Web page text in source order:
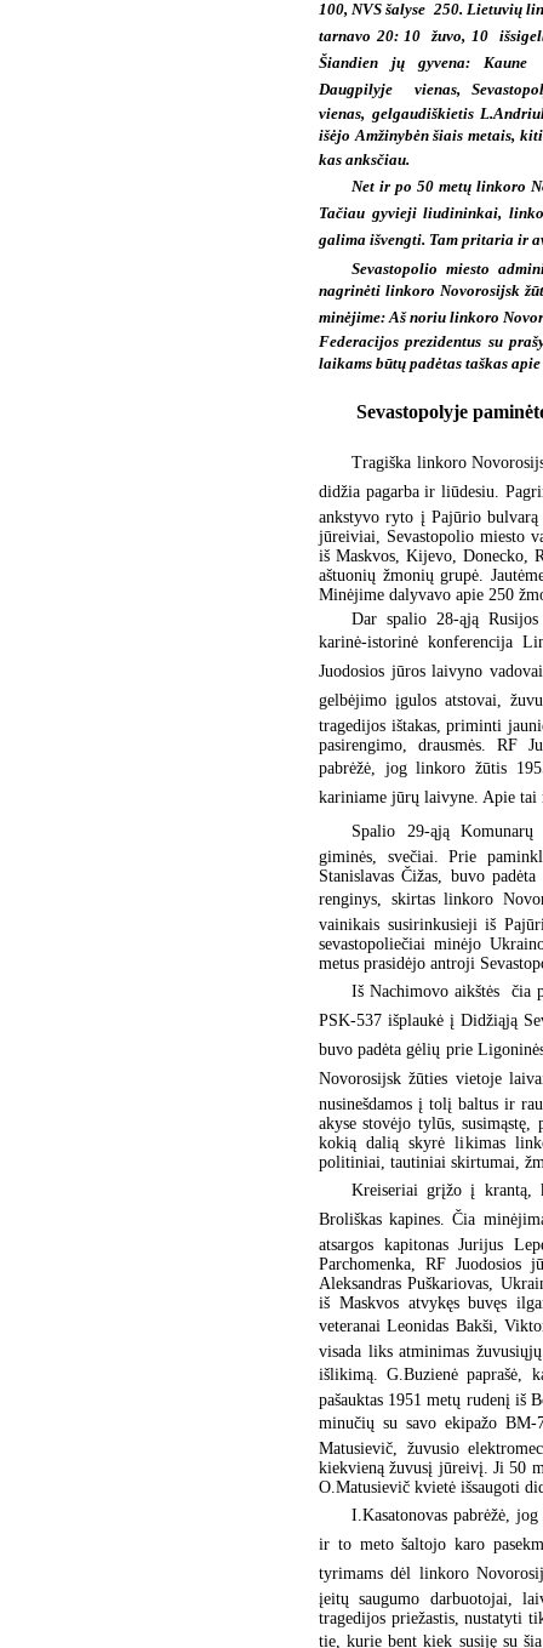
100, NVS šalyse  250. Lietuvių
tarnavo 20: 10  žuvo, 10 
Šiandien jų gyvena: Kaune
Daugpilyje  vienas,
vienas, gelgaudiškietis
išėjo Amžinybėn šiais metais, kiti
kas anksčiau.
Net ir po 50 metų linkoro
Tačiau gyvieji liudininkai,
galima išvengti. Tam pritaria
Sevastopolio miesto
nagrinėti linkoro Novorosijsk
minėjime: Aš noriu linkoro
Federacijos prezidentus su
laikams būtų padėtas taškas
Sevastopolyje
Tragiška linkoro
didžia pagarba ir liūdesiu.
ankstyvo ryto į Pajūrio
jūreiviai, Sevastopolio miesto
iš Maskvos, Kijevo, Donecko,
aštuonių žmonių grupė.
Minėjime dalyvavo apie 250
Dar spalio 28-ąją
karinė-istorinė konferencija
Juodosios jūros laivyno
gelbėjimo įgulos atstovai,
tragedijos ištakas, priminti
pasirengimo, drausmės. RF
pabrėžė, jog linkoro žūtis
kariniame jūrų laivyne. Apie tai
Spalio 29-ąją Komunarų
giminės, svečiai. Prie
Stanislavas Čižas, buvo
renginys, skirtas linkoro
vainikais susirinkusieji iš
sevastopoliečiai minėjo
metus prasidėjo antroji
Iš Nachimovo aikštės 
PSK-537 išplaukė į Didžiąją
buvo padėta gėlių prie
Novorosijsk žūties vietoje
nusinešdamos į tolį baltus ir
akyse stovėjo tylūs,
kokią dalią skyrė likimas
politiniai, tautiniai skirtumai,
Kreiseriai grįžo į krantą,
Broliškas kapines. Čia
atsargos kapitonas Jurijus
Parchomenka, RF Juodosios
Aleksandras Puškariovas,
iš Maskvos atvykęs buvęs
veteranai Leonidas Bakši,
visada liks atminimas
išlikimą. G.Buzienė paprašė,
pašauktas 1951 metų rudenį iš
minučių su savo ekipažo BM-
Matusievič, žuvusio
kiekvieną žuvusį jūreivį. Ji 50
O.Matusievič kvietė išsaugoti
I.Kasatonovas pabrėžė,
ir to meto šaltojo karo
tyrimams dėl linkoro
įeitų saugumo darbuotojai,
tragedijos priežastis, nustatyti
tie, kurie bent kiek susiję su